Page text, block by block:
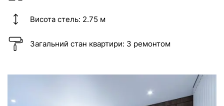
Висота стель: 2.75 м
Загальний стан квартири: З ремонтом